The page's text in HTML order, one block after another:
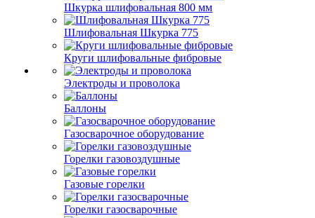
Шкурка шлифовальная 800 мм
Шлифовальная Шкурка 775
Круги шлифовальные фибровые
Электроды и проволока
Баллоны
Газосварочное оборудование
Горелки газовоздушные
Газовые горелки
Горелки газосварочные